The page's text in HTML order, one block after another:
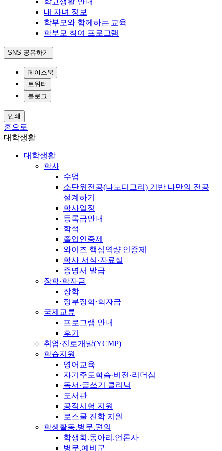
내 자녀 정보
학부모와 함께하는 교육
학부모 참여 프로그램
SNS 공유하기
페이스북
트위터
블로그
인쇄
홈으로
대학생활
대학생활
학사
수업
소단위전공(나노디그리) 기반 나만의 전공
설계하기
학사일정
등록금안내
학적
졸업인증제
와이즈 핵심역량 인증제
학사 서식·자료실
증명서 발급
장학·학자금
장학
정부장학·학자금
국제교류
프로그램 안내
후기
취업·진로개발(YCMP)
학습지원
영어교육
자기주도학습·비전·리더십
독서·글쓰기 클리닉
도서관
공직시험 지원
로스쿨 진학 지원
학생활동.병무.편의
학생회.동아리.언론사
병무.예비군